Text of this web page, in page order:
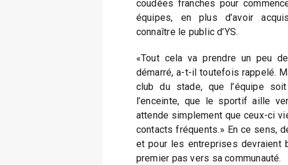
coudées franches pour
équipes, en plus d’avoir
connaître le public d’YS.
«Tout cela va prendre un peu
démarré, a-t-il toutefois rappelé.
club du stade, que l’équipe
l’enceinte, que le sportif aille
attende simplement que ceux-ci
contacts fréquents.» En ce sens,
et pour les entreprises devraient
premier pas vers sa communauté.